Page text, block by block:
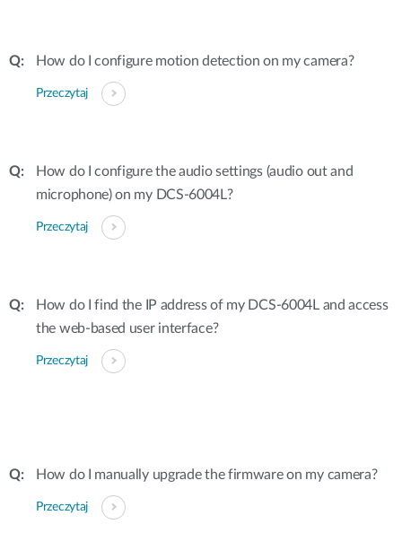
How do I configure motion detection on my camera?
Przeczytaj
How do I configure the audio settings (audio out and
microphone) on my DCS-6004L?
Przeczytaj
How do I find the IP address of my DCS-6004L and access
the web-based user interface?
Przeczytaj
How do I manually upgrade the firmware on my camera?
Przeczytaj